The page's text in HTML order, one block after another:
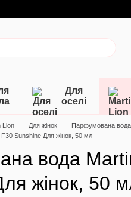
Для
оселі
Lion Для жінок Парфумована вода
Sunshine Для жінок, 50 мл
вода
жінок, 50